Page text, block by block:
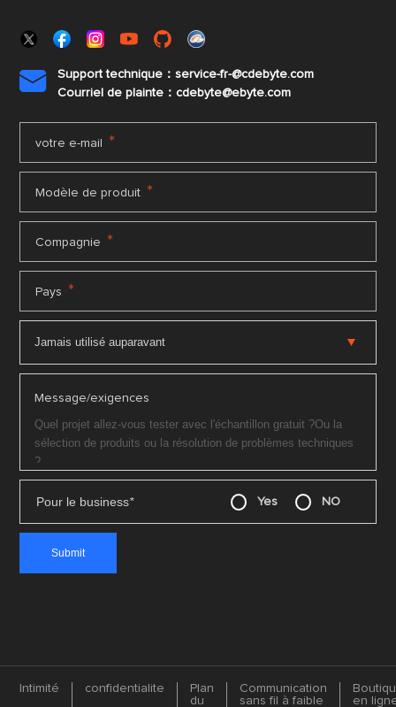

Support technique：service-fr-@cdebyte.com
Courriel de plainte：cdebyte@ebyte.com
votre e-mail *
Modèle de produit *
Compagnie *
Pays *
Message/exigences
Pour le business* Yes NO
Intimité confidentialite
Plan
du
Communication
sans fil à faible
en